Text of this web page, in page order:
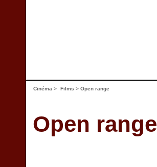
Cinéma > Films > Open range
Open range